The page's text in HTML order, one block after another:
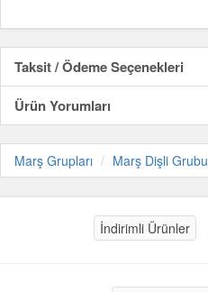
Taksit / Ödeme Seçenekleri
Ürün Yorumları
Marş Grupları Marş Dişli Grubu
İndirimli Ürünler